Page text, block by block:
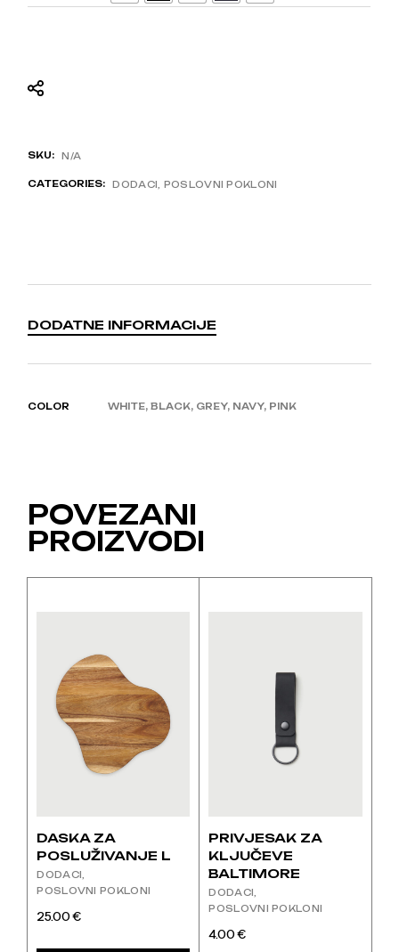
SKU: N/A
CATEGORIES: DODACI POSLOVNI POKLONI
DODATNE INFORMACIJE
COLOR WHITE, BLACK, GREY, NAVY, PINK
POVEZANI
PROIZVODI
DASKA ZA
POSLUŽIVANJE L
DODACI
POSLOVNI POKLONI
25.00€
PRIVJESAK ZA
KLJUČEVE
BALTIMORE
DODACI
POSLOVNI POKLONI
4.00€